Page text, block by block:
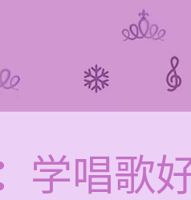
学唱歌